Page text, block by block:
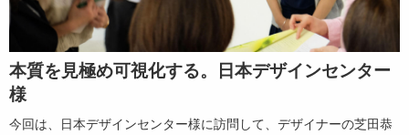
本質を見極め可視化する。日本デザインセンター
様
今回は、日本デザインセンター様に訪問して、デザイナーの芝田恭